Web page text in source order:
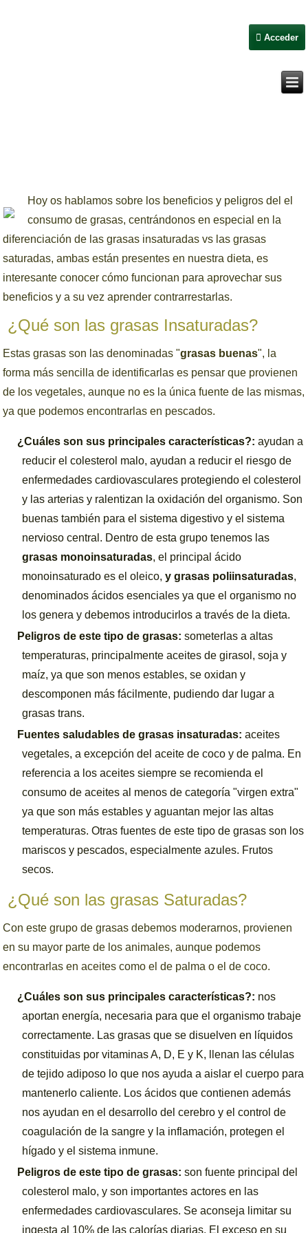
Acceder
Hoy os hablamos sobre los beneficios y peligros del el
consumo de grasas, centrándonos en especial en la
diferenciación de las grasas insaturadas vs las grasas
saturadas, ambas están presentes en nuestra dieta, es
interesante conocer cómo funcionan para aprovechar sus
beneficios y a su vez aprender contrarrestarlas.
¿Qué son las grasas Insaturadas?
Estas grasas son las denominadas "grasas buenas", la
forma más sencilla de identificarlas es pensar que provienen
de los vegetales, aunque no es la única fuente de las mismas,
ya que podemos encontrarlas en pescados.
¿Cuáles son sus principales características?: ayudan a
reducir el colesterol malo, ayudan a reducir el riesgo de
enfermedades cardiovasculares protegiendo el colesterol
y las arterias y ralentizan la oxidación del organismo. Son
buenas también para el sistema digestivo y el sistema
nervioso central. Dentro de esta grupo tenemos las
grasas monoinsaturadas, el principal ácido
monoinsaturado es el oleico,y grasas poliinsaturadas,
denominados ácidos esenciales ya que el organismo no
los genera y debemos introducirlos a través de la dieta.
Peligros de este tipo de grasas: someterlas a altas
temperaturas, principalmente aceites de girasol, soja y
maíz, ya que son menos estables, se oxidan y
descomponen más fácilmente, pudiendo dar lugar a
grasas trans.
Fuentes saludables de grasas insaturadas: aceites
vegetales, a excepción del aceite de coco y de palma. En
referencia a los aceites siempre se recomienda el
consumo de aceites al menos de categoría "virgen extra"
ya que son más estables y aguantan mejor las altas
temperaturas. Otras fuentes de este tipo de grasas son los
mariscos y pescados, especialmente azules. Frutos
secos.
¿Qué son las grasas Saturadas?
Con este grupo de grasas debemos moderarnos, provienen
en su mayor parte de los animales, aunque podemos
encontrarlas en aceites como el de palma o el de coco.
¿Cuáles son sus principales características?: nos
aportan energía, necesaria para que el organismo trabaje
correctamente. Las grasas que se disuelven en líquidos
constituidas por vitaminas A, D, E y K, llenan las células
de tejido adiposo lo que nos ayuda a aislar el cuerpo para
mantenerlo caliente. Los ácidos que contienen además
nos ayudan en el desarrollo del cerebro y el control de
coagulación de la sangre y la inflamación, protegen el
hígado y el sistema inmune.
Peligros de este tipo de grasas: son fuente principal del
colesterol malo, y son importantes actores en las
enfermedades cardiovasculares. Se aconseja limitar su
ingesta al 10% de las calorías diarias. El exceso en su